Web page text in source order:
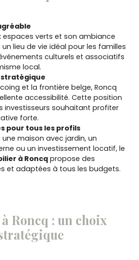
espaces verts et son ambiance
lieu de vie idéal pour les familles
culturels et associatifs
local.
stratégique
et la frontière belge, Roncq
accessibilité. Cette position
investisseurs souhaitant profiter
forte.
pour tous les profils
maison avec jardin, un
ou un investissement locatif, le
à Roncq propose des
et adaptées à tous les budgets.
Roncq : un choix